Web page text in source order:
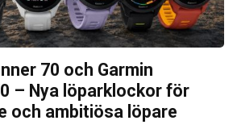
70 och Garmin
– Nya löparklockor för
och ambitiösa löpare